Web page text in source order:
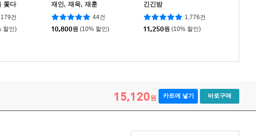
쫓다
179건
할인)
재인, 재욱, 재훈
44건
10,800원 (10% 할인)
긴긴밤
1,776건
11,250원 (10% 할인)
15,120원 카트에 넣기 바로구매